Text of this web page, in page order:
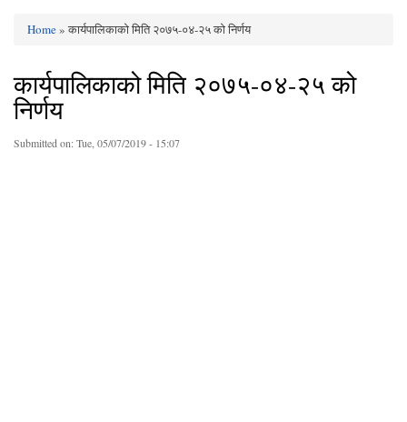
Home» कार्यपालिकाको मिति २०७५-०४-२५ को निर्णय
कार्यपालिकाको मिति २०७५-०४-२५ को
निर्णय
Submitted on:Tue, 05/07/2019 - 15:07